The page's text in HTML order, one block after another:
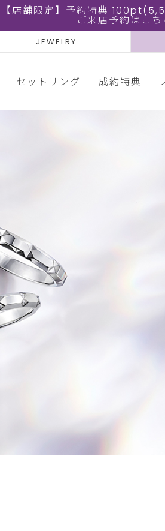
【店舗限定】予約特典
ご来店予約はこ
JEWELRY
セットリング 成約特典